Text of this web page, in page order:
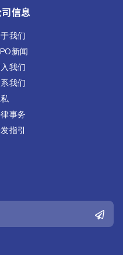
信息
我们
新闻​
我们
我们
事务
指引